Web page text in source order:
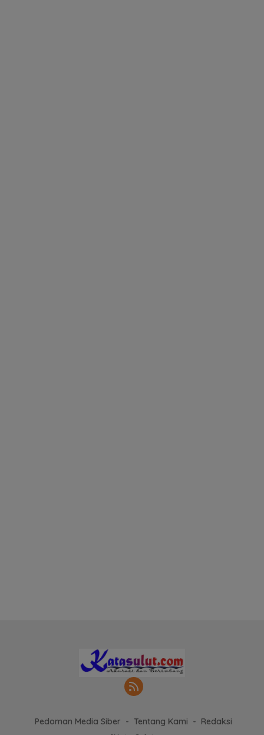
Pedoman Media Siber Tentang Kami
Redaksi